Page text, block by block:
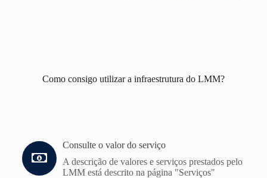
Como consigo utilizar a infraestrutura do LMM?
Consulte o valor do serviço
A descrição de valores e serviços prestados pelo
LMM está descrito na página "Serviços"